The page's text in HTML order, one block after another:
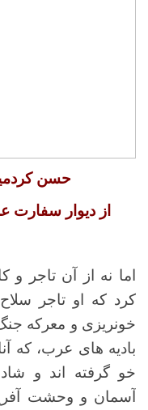
حسن
از دیوار سفارت
اما نه از آن تاجر
کرد که او تاجر
خونریزی و معرکه
بادیه های عرب، که
خو گرفته اند و
آسمان و وحشت